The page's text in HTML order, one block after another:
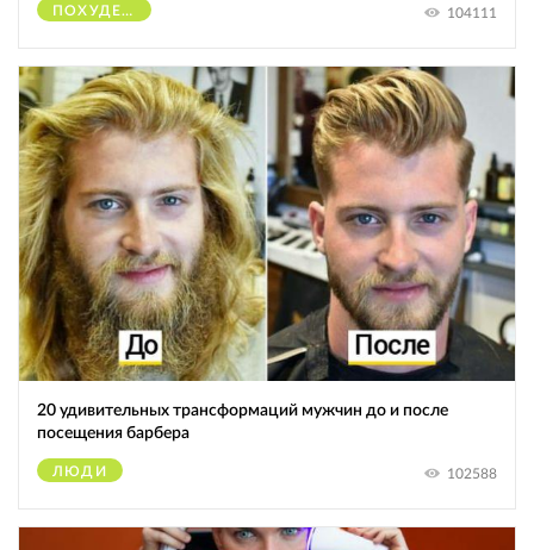
ПОХУДЕНИЕ 104111
20 удивительных трансформаций мужчин до и после
посещения барбера
ЛЮДИ 102588